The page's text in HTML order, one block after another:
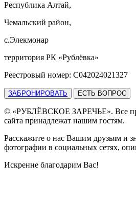
Республика Алтай,
Чемальский район,
с.Элекмонар
территория РК «Рублёвка»
Реестровый номер: С042024021327
ЗАБРОНИРОВАТЬ ЕСТЬ ВОПРОС
© «РУБЛЁВСКОЕ ЗАРЕЧЬЕ». Все
сайта принадлежат нашим гостям.
Расскажите о нас Вашим друзьям и
фотографии в социальных сетях,
Искренне благодарим Вас!